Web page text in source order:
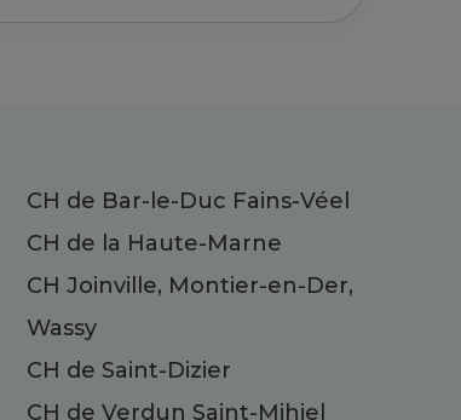
CH de Bar-le-Duc Fains-Véel
CH de la Haute-Marne
CH Joinville, Montier-en-Der,
Wassy
CH de Saint-Dizier
CH de Verdun Saint-Mihiel